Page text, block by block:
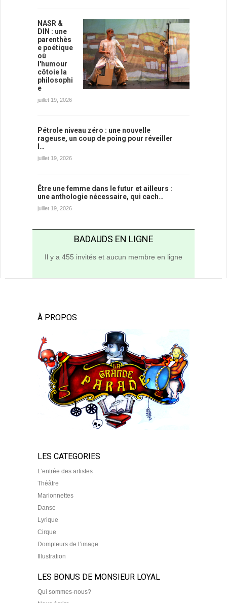
NASR &
DIN : une
parenthès
e poétique
où
l'humour
côtoie la
philosophi
e
juillet 19, 2026
Pétrole niveau zéro : une nouvelle
rageuse, un coup de poing pour réveiller
l…
juillet 19, 2026
Être une femme dans le futur et ailleurs :
une anthologie nécessaire, qui cach…
juillet 19, 2026
BADAUDS EN LIGNE
Il y a 455 invités et aucun membre en ligne
À PROPOS
LES CATEGORIES
L’entrée des artistes
Théâtre
Marionnettes
Danse
Lyrique
Cirque
Dompteurs de l’image
Illustration
LES BONUS DE MONSIEUR LOYAL
Qui sommes-nous?